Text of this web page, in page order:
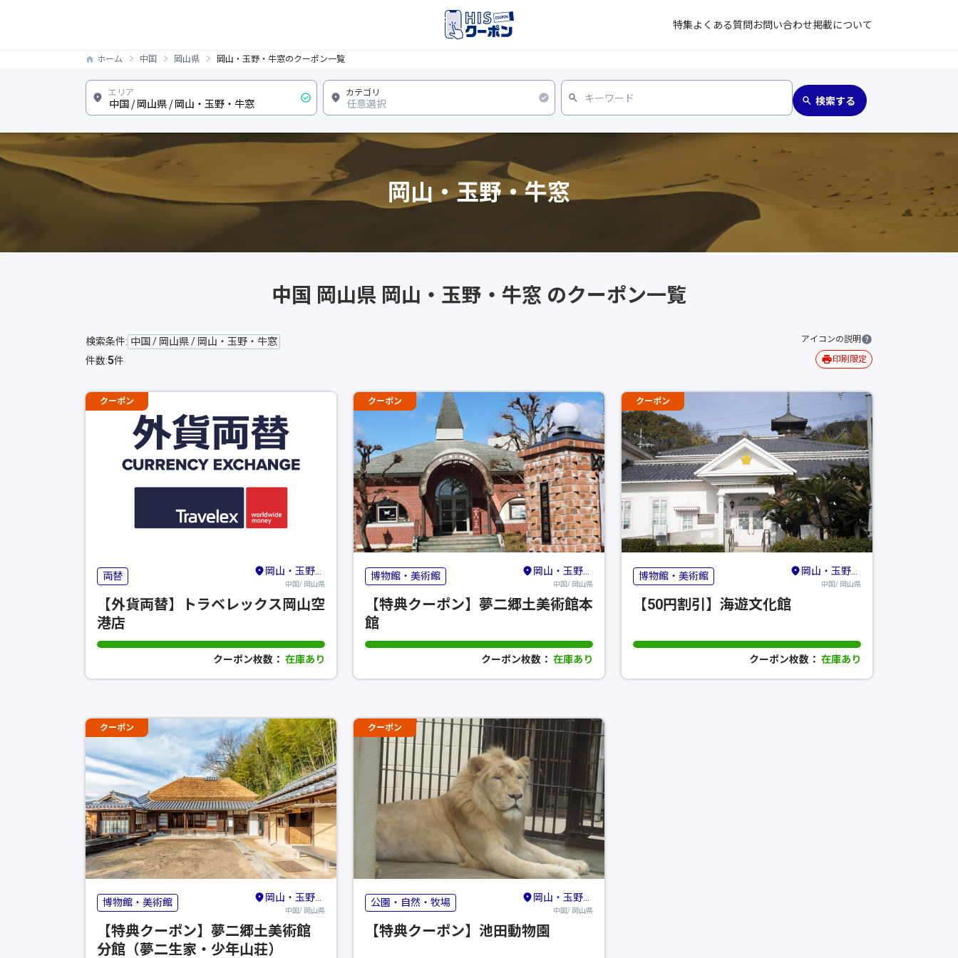
特集よくある質問お問い合わせ掲載について
ホーム 中国 岡山県 岡山・玉野・牛窓のクーポン一覧
岡山・玉野・牛窓
中国 岡山県 岡山・玉野・牛窓 のクーポン一覧
検索条件: 中国 / 岡山県 / 岡山・玉野・牛窓
件数:5件
アイコンの説明
印刷限定
クーポン
両替 岡山・玉野・牛窓
中国/ 岡山県
【外貨両替】トラベレックス岡山空
港店
クーポン枚数： 在庫あり
クーポン
博物館・美術館 岡山・玉野・牛窓
中国/ 岡山県
【特典クーポン】夢二郷土美術館本
館
クーポン枚数： 在庫あり
クーポン
博物館・美術館 岡山・玉野・牛窓
中国/ 岡山県
【50円割引】海遊文化館
クーポン枚数： 在庫あり
クーポン
博物館・美術館 岡山・玉野・牛窓
中国/ 岡山県
【特典クーポン】夢二郷土美術館
分館（夢二生家・少年山荘）
クーポン
公園・自然・牧場 岡山・玉野・牛窓
中国/ 岡山県
【特典クーポン】池田動物園